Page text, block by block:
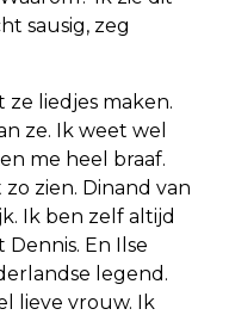
sausig, zeg
ze liedjes maken.
ze. Ik weet wel
me heel braaf.
zien. Dinand van
Ik ben zelf altijd
En Ilse
legend.
lieve vrouw. Ik